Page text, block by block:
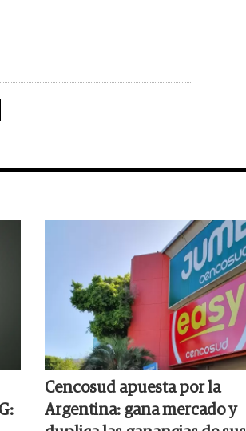
Cencosud apuesta por la
Argentina: gana mercado y